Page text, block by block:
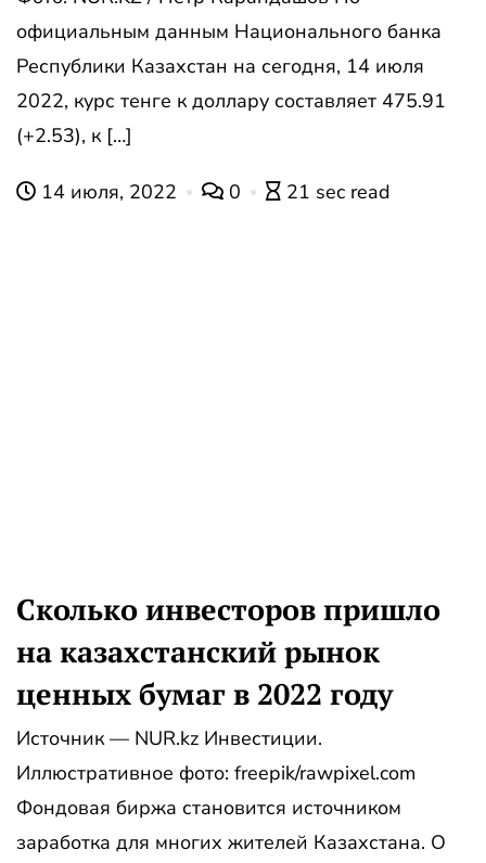
официальным данным Национального банка
Республики Казахстан на сегодня, 14 июля
2022, курс тенге к доллару составляет 475.91
(+2.53), к […]
14 июля, 2022 0 21 sec read
Сколько инвесторов пришло
на казахстанский рынок
ценных бумаг в 2022 году
Источник — NUR.kz Инвестиции.
Иллюстративное фото: freepik/rawpixel.com
Фондовая биржа становится источником
заработка для многих жителей Казахстана. О